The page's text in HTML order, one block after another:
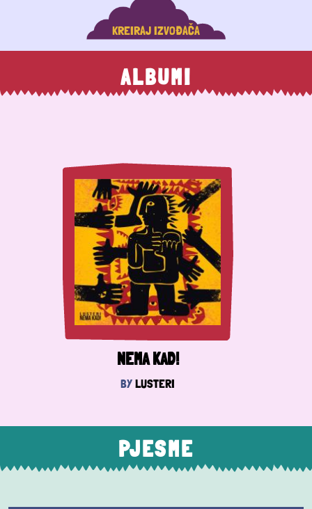
KREIRAJ IZVOĐAČA
ALBUMI
NEMA KAD!
BYLUSTERI
PJESME